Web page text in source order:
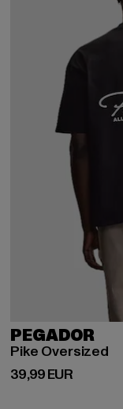
PEGADOR
Pike Oversized
39,99 EUR
Prix courant: 39,99